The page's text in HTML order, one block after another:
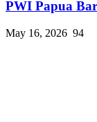
PWI Papua
May 16, 2026 94